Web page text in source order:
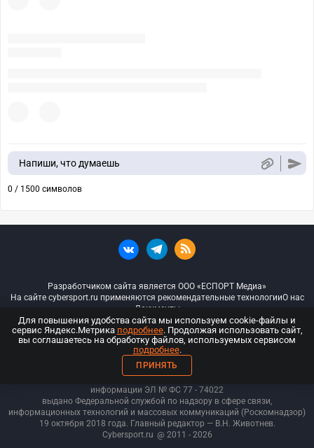
Напиши, что думаешь
0 / 1500 символов
Разработчиком сайта является ООО «ЕСПОРТ Медиа»
На сайте cybersport.ru применяются рекомендательные технологииО нас
Документы
© ООО «Киберспорт.ру» — Все права защищены
18+
ООО «Киберспорт.ру». Свидетельство о регистрации средств массовой
информации ЭЛ № ФС 77 - 74022
выдано Федеральной службой по надзору в сфере связи,
информационных технологий и массовых коммуникаций (Роскомнадзор)
19 октября 2018 года. Главный редактор — В.Н. Животнев.
Cybersport.ru @ 2011 - 2026
Для повышения удобства сайта мы используем cookie-файлы и
сервис Яндекс.Метрика подробнее. Продолжая использовать сайт,
вы соглашаетесь на обработку файлов, используемых сервисом
подробнее.
ПРИНЯТЬ